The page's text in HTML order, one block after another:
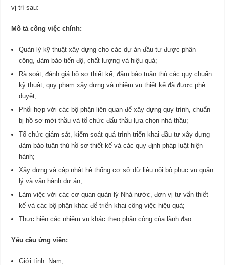
vị trí sau:
Mô tả công việc chính:
Quản lý kỹ thuật xây dựng cho các dự án đầu tư được phân
công, đảm bảo tiến độ, chất lượng và hiệu quả;
Rà soát, đánh giá hồ sơ thiết kế, đảm bảo tuân thủ các quy chuẩn
kỹ thuật, quy phạm xây dựng và nhiệm vụ thiết kế đã được phê
duyệt;
Phối hợp với các bộ phận liên quan để xây dựng quy trình, chuẩn
bị hồ sơ mời thầu và tổ chức đấu thầu lựa chọn nhà thầu;
Tổ chức giám sát, kiểm soát quá trình triển khai đầu tư xây dựng
đảm bảo tuân thủ hồ sơ thiết kế và các quy định pháp luật hiện
hành;
Xây dựng và cập nhật hệ thống cơ sở dữ liệu nội bộ phục vụ quản
lý và vận hành dự án;
Làm việc với các cơ quan quản lý Nhà nước, đơn vị tư vấn thiết
kế và các bộ phận khác để triển khai công việc hiệu quả;
Thực hiện các nhiệm vụ khác theo phân công của lãnh đạo.
Yêu cầu ứng viên:
Giới tính: Nam;